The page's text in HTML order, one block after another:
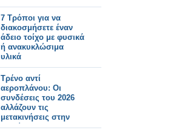
7 Τρόποι για να
διακοσμήσετε έναν
άδειο τοίχο με φυσικά
ή ανακυκλώσιμα
υλικά
Τρένο αντί
αεροπλάνου: Οι
συνδέσεις του 2026
αλλάζουν τις
μετακινήσεις στην
Ευρώπη